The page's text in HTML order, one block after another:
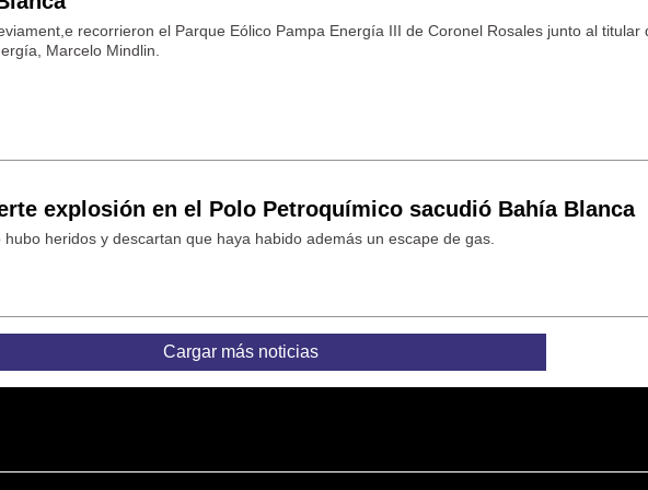
recorrieron el Parque Eólico Pampa Energía III de Coronel Rosales junto al titular
Marcelo Mindlin.
explosión en el Polo Petroquímico sacudió Bahía Blanca
hubo heridos y descartan que haya habido además un escape de gas.
Cargar más noticias